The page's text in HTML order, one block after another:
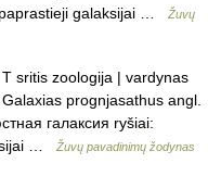
paprastieji galaksijai …
Žuvų
sritis zoologija | vardynas
prognjasathus angl.
галаксия ryšiai:
…
Žuvų pavadinimų žodynas